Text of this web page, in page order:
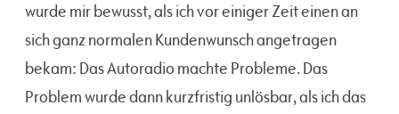
wurde mir bewusst, als ich vor einiger Zeit einen an
sich ganz normalen Kundenwunsch angetragen
bekam: Das Autoradio machte Probleme. Das
Problem wurde dann kurzfristig unlösbar, als ich das